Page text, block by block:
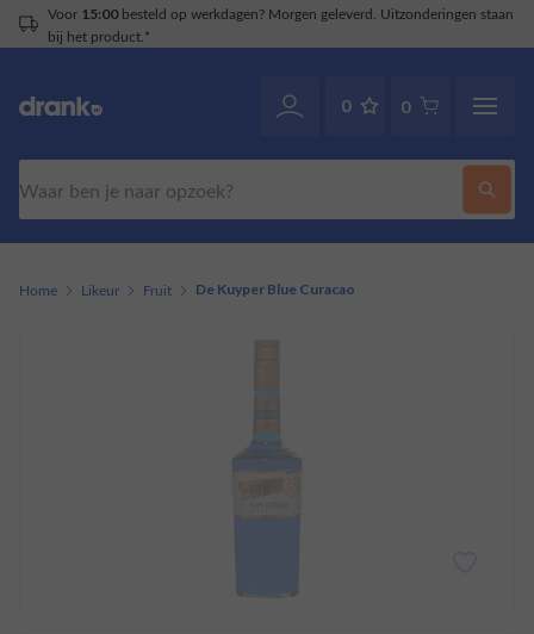
Voor 15:00besteld op werkdagen? Morgen geleverd. Uitzonderingen staan
bij het product.*
0 0
Home Likeur Fruit De Kuyper Blue Curacao